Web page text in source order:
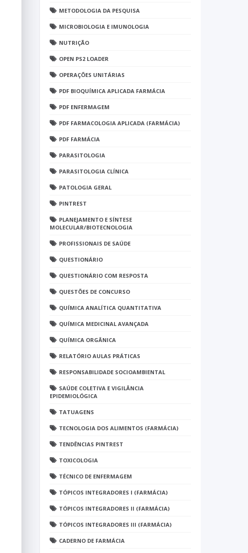
METODOLOGIA DA PESQUISA
MICROBIOLOGIA E IMUNOLOGIA
NUTRIÇÃO
OPEN PS2 LOADER
OPERAÇÕES UNITÁRIAS
PDF BIOQUÍMICA APLICADA FARMÁCIA
PDF ENFERMAGEM
PDF FARMACOLOGIA APLICADA (FARMÁCIA)
PDF FARMÁCIA
PARASITOLOGIA
PARASITOLOGIA CLÍNICA
PATOLOGIA GERAL
PINTREST
PLANEJAMENTO E SÍNTESE
MOLECULAR/BIOTECNOLOGIA
PROFISSIONAIS DE SAÚDE
QUESTIONÁRIO
QUESTIONÁRIO COM RESPOSTA
QUESTÕES DE CONCURSO
QUÍMICA ANALÍTICA QUANTITATIVA
QUÍMICA MEDICINAL AVANÇADA
QUÍMICA ORGÂNICA
RELATÓRIO AULAS PRÁTICAS
RESPONSABILIDADE SOCIOAMBIENTAL
SAÚDE COLETIVA E VIGILÂNCIA
EPIDEMIOLÓGICA
TATUAGENS
TECNOLOGIA DOS ALIMENTOS (FARMÁCIA)
TENDÊNCIAS PINTREST
TOXICOLOGIA
TÉCNICO DE ENFERMAGEM
TÓPICOS INTEGRADORES I (FARMÁCIA)
TÓPICOS INTEGRADORES II (FARMÁCIA)
TÓPICOS INTEGRADORES III (FARMÁCIA)
CADERNO DE FARMÁCIA